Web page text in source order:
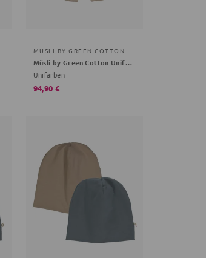
MÜSLI BY GREEN COTTON
Müsli by Green Cotton Unifarben creme 92/98
Unifarben
94,90 €